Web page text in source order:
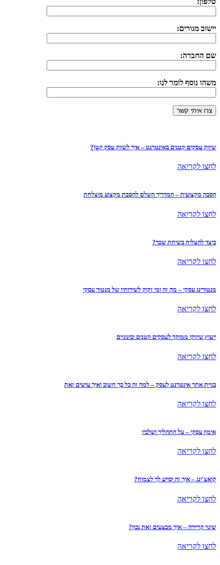
יישוב מגורים:
שם החברה:
משהו נוסף לומר לנו:
שיווק עסקים קטנים באינטרנט – איך לשווק עסק קטן?
לחצו לקריאה
הסבה מקצועית – המדריך השלם להסבת מקצוע מוצלחת
לחצו לקריאה
כיצד להצליח בשיחת שכר?
לחצו לקריאה
מנטורינג עסקי – מה זה ומי זקוק לשירותיו של מנטור עסקי
לחצו לקריאה
ייעוץ שיווקי ממוקד לעסקים קטנים ובינוניים
לחצו לקריאה
בניית אתר אינטרנט לעסק – למה זה כל כך חשוב ואיך עושים זאת
לחצו לקריאה
אימון עסקי – על התהליך ושלביו
לחצו לקריאה
קואצ'ינג – איך זה יסייע לך לצמוח?
לחצו לקריאה
שינוי קריירה – איך מבצעים זאת נכון?
לחצו לקריאה